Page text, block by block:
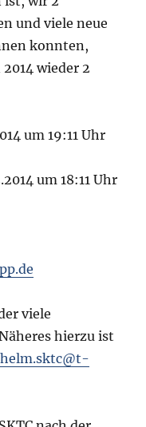
und viele neue
konnten,
wieder 2
um 19:11 Uhr
um 18:11 Uhr
viele
hierzu ist